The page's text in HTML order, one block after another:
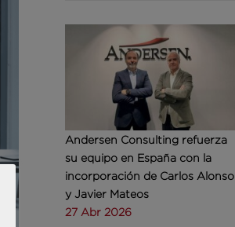
Andersen Consulting refuerza
su equipo en España con la
incorporación de Carlos Alonso
y Javier Mateos
27 Abr 2026